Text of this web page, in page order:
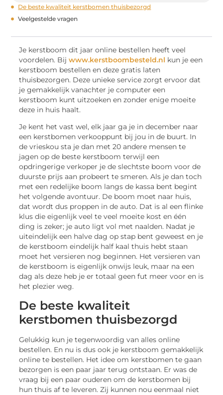
De beste kwaliteit kerstbomen thuisbezorgd
Veelgestelde vragen
Je kerstboom dit jaar online bestellen heeft veel
voordelen. Bijwww.kerstboombesteld.nl kun je een
kerstboom bestellen en deze gratis laten
thuisbezorgen. Deze unieke service zorgt ervoor dat
je gemakkelijk vanachter je computer een
kerstboom kunt uitzoeken en zonder enige moeite
deze in huis haalt.
Je kent het vast wel, elk jaar ga je in december naar
een kerstbomen verkooppunt bij jou in de buurt. In
de vrieskou sta je dan met 20 andere mensen te
jagen op de beste kerstboom terwijl een
opdringerige verkoper je de slechtste boom voor de
duurste prijs aan probeert te smeren. Als je dan toch
met een redelijke boom langs de kassa bent begint
het volgende avontuur. De boom moet naar huis,
dat wordt dus proppen in de auto. Dat is al een flinke
klus die eigenlijk veel te veel moeite kost en één
ding is zeker; je auto ligt vol met naalden. Nadat je
uiteindelijk een halve dag op stap bent geweest en je
de kerstboom eindelijk half kaal thuis hebt staan
moet het versieren nog beginnen. Het versieren van
de kerstboom is eigenlijk onwijs leuk, maar na een
dag als deze heb je er totaal geen fut meer voor en is
het plezier weg.
De beste kwaliteit
kerstbomen thuisbezorgd
Gelukkig kun je tegenwoordig van alles online
bestellen. En nu is dus ook je kerstboom gemakkelijk
online te bestellen. Het idee om kerstbomen te gaan
bezorgen is een paar jaar terug ontstaan. Er was de
vraag bij een paar ouderen om de kerstbomen bij
hun thuis af te leveren. Zij kunnen nou eenmaal niet